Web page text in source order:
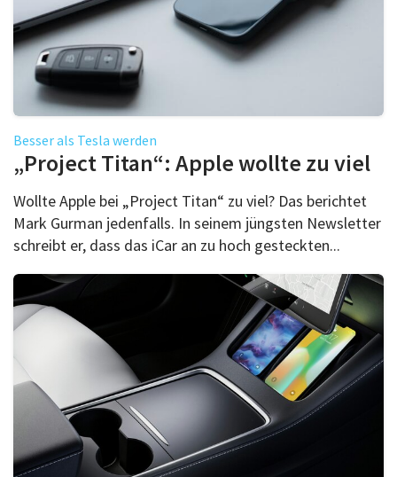
Besser als Tesla werden
„Project Titan“: Apple wollte zu viel
Wollte Apple bei „Project Titan“ zu viel? Das berichtet
Mark Gurman jedenfalls. In seinem jüngsten Newsletter
schreibt er, dass das iCar an zu hoch gesteckten...